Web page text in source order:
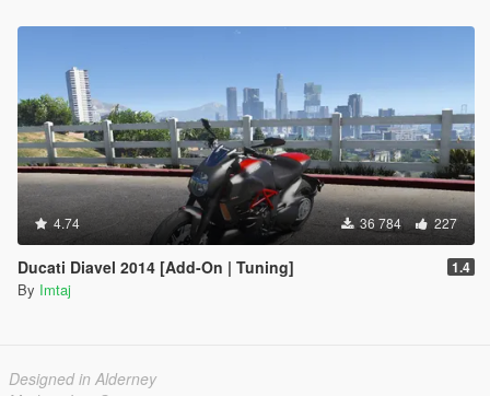
4.74 36 784 227
Ducati Diavel 2014 [Add-On | Tuning] 1.4
By Imtaj
Designed in Alderney